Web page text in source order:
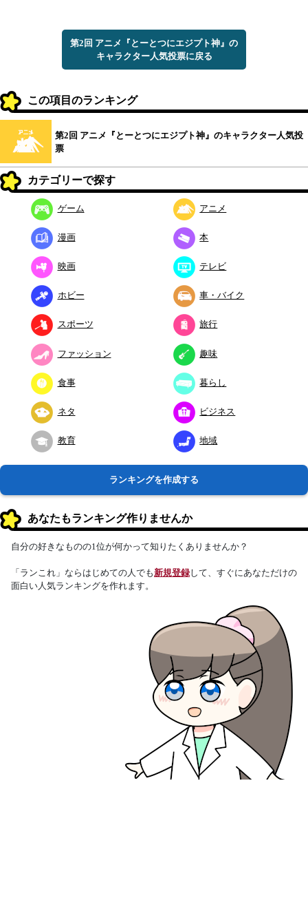
第2回 アニメ『とーとつにエジプト神』の
キャラクター人気投票に戻る
この項目のランキング
第2回 アニメ『とーとつにエジプト神』のキャラクター人気投
票
カテゴリーで探す
ゲーム アニメ
漫画 本
映画 テレビ
ホビー 車・バイク
スポーツ 旅行
ファッション 趣味
食事 暮らし
ネタ ビジネス
教育 地域
ランキングを作成する
あなたもランキング作りませんか
自分の好きなものの1位が何かって知りたくありませんか？
「ランこれ」ならはじめての人でも新規登録して、すぐにあなただけの
面白い人気ランキングを作れます。